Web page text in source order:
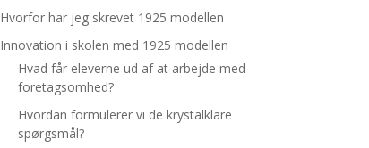
Hvorfor har jeg skrevet 1925 modellen
Innovation i skolen med 1925 modellen
Hvad får eleverne ud af at arbejde med
foretagsomhed?
Hvordan formulerer vi de krystalklare
spørgsmål?